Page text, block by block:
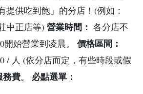
提供吃到飽」的分店！(例如：
中正店等) 營業時間： 各分店不
開始營業到凌晨。 價格區間：
/ 人 (依分店而定，有些時段或假
務費。 必點選單：